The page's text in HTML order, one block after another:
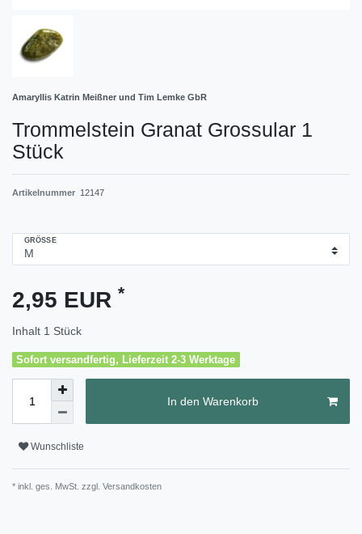
Amaryllis Katrin Meißner und Tim Lemke GbR
Trommelstein Granat Grossular 1
Stück
Artikelnummer 12147
GRÖSSE
2,95 EUR *
Inhalt 1 Stück
Sofort versandfertig, Lieferzeit 2-3 Werktage
In den Warenkorb
Wunschliste
* inkl. ges. MwSt. zzgl. Versandkosten